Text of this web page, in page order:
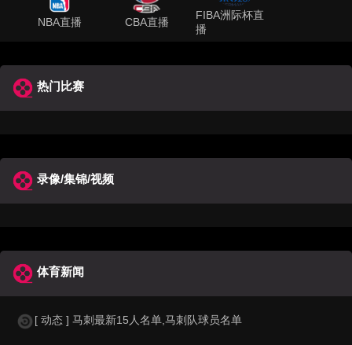
NBA直播 CBA直播
FIBA洲际杯直
播
热门比赛
录像/集锦/视频
体育新闻
[ 动态 ] 马刺最新15人名单,马刺队球员名单